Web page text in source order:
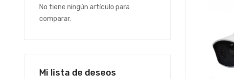
No tiene ningún artículo para
comparar.
Mi lista de deseos